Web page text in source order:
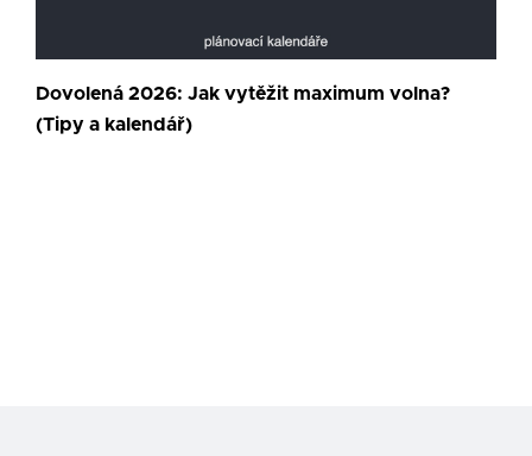
Dovolená 2026: Jak vytěžit maximum volna?
(Tipy a kalendář)